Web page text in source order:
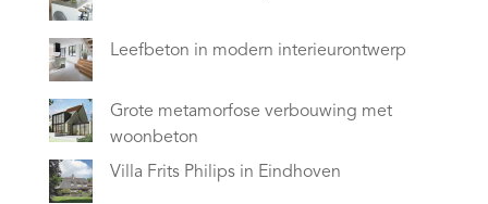
Leefbeton in modern interieurontwerp
Grote metamorfose verbouwing met
woonbeton
Villa Frits Philips in Eindhoven